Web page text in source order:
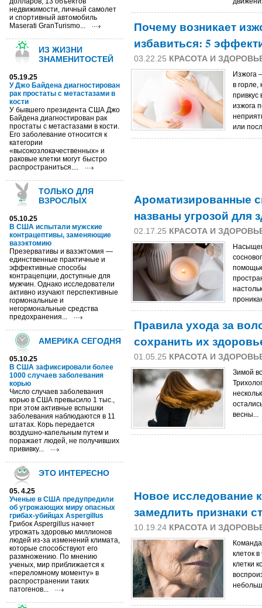
недвижимости, личный самолет
и спортивный автомобиль
Maserati GranTurismo...
ИЗ ЖИЗНИ
ЗНАМЕНИТОСТЕЙ
05.19.25
У Джо Байдена диагностирован
рак простаты с метастазами в
кости
У бывшего президента США Джо
Байдена диагностирован рак
простаты с метастазами в кости.
Его заболевание относится к
категории
«высокозлокачественных» и
раковые клетки могут быстро
распространиться....
ТОЛЬКО ДЛЯ
ВЗРОСЛЫХ
05.10.25
В США испытали мужские
контрацептивы, заменяющие
вазэктомию
Презервативы и вазэктомия —
единственные практичные и
эффективные способы
контрацепции, доступные для
мужчин. Однако исследователи
активно изучают перспективные
гормональные и
негормональные средства
предохранения...
АМЕРИКА СЕГОДНЯ
05.10.25
В США зафиксировали более
1000 случаев заболевания
корью
Число случаев заболевания
корью в США превысило 1 тыс.,
при этом активные вспышки
заболевания наблюдаются в 11
штатах. Корь передается
воздушно-капельным путем и
поражает людей, не получивших
прививку...
ЭТО ИНТЕРЕСНО
05. 4.25
Ученые в США предупредили
об угрожающих миру опасных
грибах-убийцах Aspergillus
Грибок Aspergillus начнет
угрожать здоровью миллионов
людей из-за изменений климата,
которые способствуют его
размножению. По мнению
ученых, мир приближается к
«переломному моменту» в
распространении таких
патогенов...
Почему возникает
избавиться: 5
03.22.25 КРАСОТА И
Изжога
в горле,
привкус
изжога
или
Ароматизированные
названы угрозой для
02.17.25 КРАСОТА И
Правила ухода за
сохранить их
01.05.25 КРАСОТА И
Зимой
весны...
Новое исследование
замедлить признаки
10.19.24 КРАСОТА И
клеток
клетки